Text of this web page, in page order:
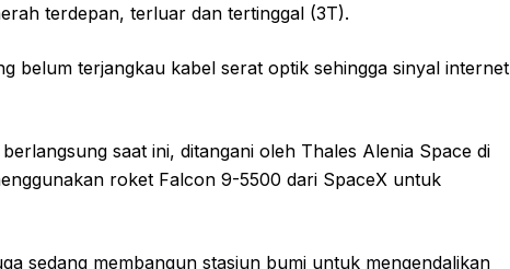
terdepan, terluar dan tertinggal (3T).
belum terjangkau kabel serat optik sehingga sinyal internet
saat ini, ditangani oleh Thales Alenia Space di
roket Falcon 9-5500 dari SpaceX untuk
sedang membangun stasiun bumi untuk mengendalikan